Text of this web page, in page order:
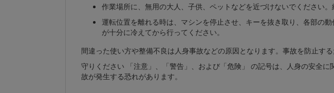
作業場所に、無用の大人、子供、ペットなどを近づけないでください。
運転位置を離れる時は、マシンを停止させ、キーを抜き取り、各部の
が十分に冷えてから行ってください。
間違った使い方や整備不良は人身事故などの原因となります。事故を防止す
守りください 「注意」、「警告」、および「危険」 の記号は、人身の安全
故が発生する恐れがあります。